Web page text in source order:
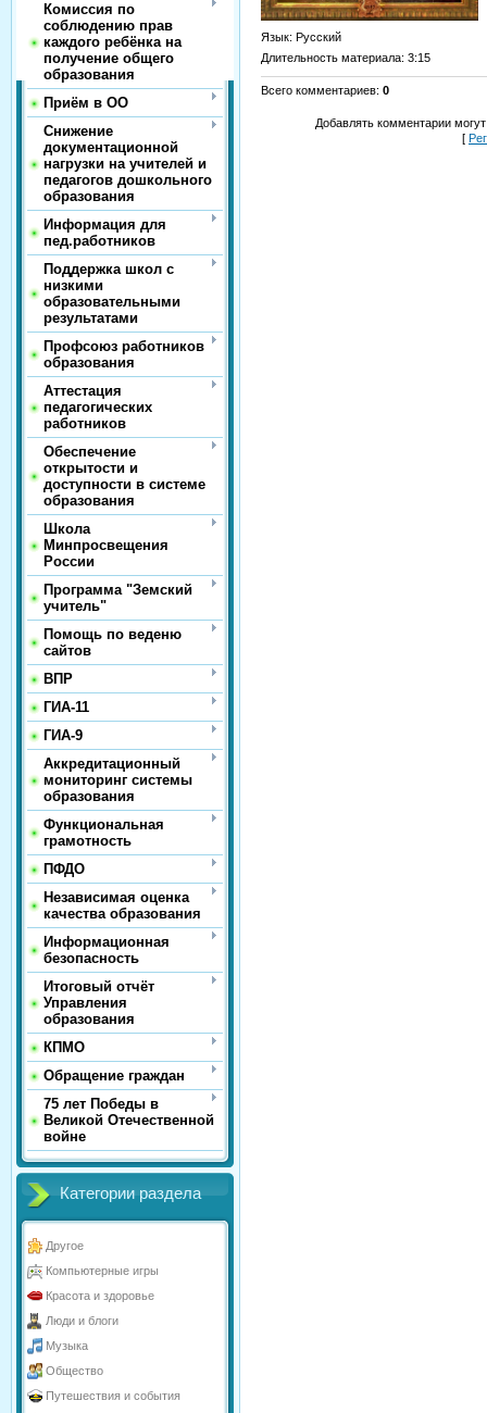
Комиссия по
соблюдению прав
каждого ребёнка на
получение общего
образования
Приём в ОО
Снижение
документационной
нагрузки на учителей и
педагогов дошкольного
образования
Информация для
пед.работников
Поддержка школ с
низкими
образовательными
результатами
Профсоюз работников
образования
Аттестация
педагогических
работников
Обеспечение
открытости и
доступности в системе
образования
Школа
Минпросвещения
России
Программа "Земский
учитель"
Помощь по веденю
сайтов
ВПР
ГИА-11
ГИА-9
Аккредитационный
мониторинг системы
образования
Функциональная
грамотность
ПФДО
Независимая оценка
качества образования
Информационная
безопасность
Итоговый отчёт
Управления
образования
КПМО
Обращение граждан
75 лет Победы в
Великой Отечественной
войне
Категории раздела
Другое
Компьютерные игры
Красота и здоровье
Люди и блоги
Музыка
Общество
Путешествия и события
Язык: Русский
Длительность материала: 3:15
Всего комментариев: 0
Добавлять комментарии
[